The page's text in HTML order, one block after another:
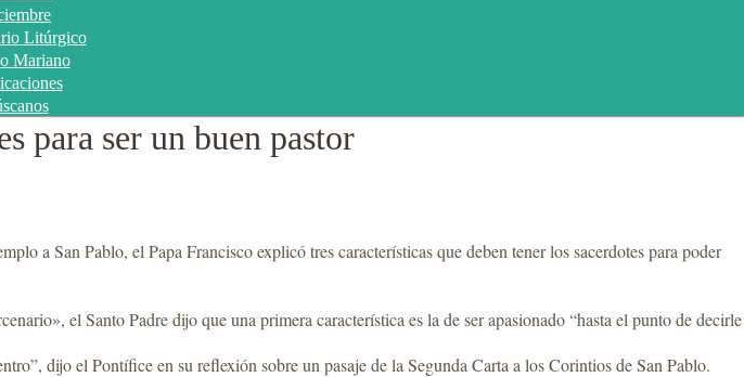
Litúrgico
Mariano
para ser un buen pastor
a San Pablo, el Papa Francisco explicó tres características que deben tener los sacerdotes para poder
el Santo Padre dijo que una primera característica es la de ser apasionado “hasta el punto de decirle
dijo el Pontífice en su reflexión sobre un pasaje de la Segunda Carta a los Corintios de San Pablo.